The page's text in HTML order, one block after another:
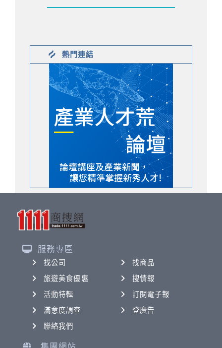
熱門連結
服務專區
找公司
找商品
旅遊美食優惠
搜情報
活動特輯
訂閱電子報
滿意度調查
登廣告
聯絡我們